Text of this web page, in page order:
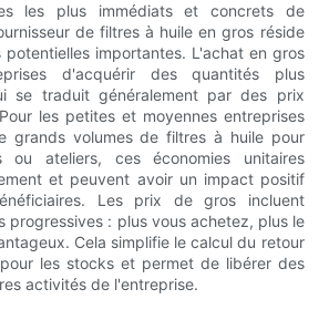
les plus immédiats et concrets de
de filtres à huile en gros réside
potentielles importantes. L'achat en gros
d'acquérir des quantités plus
se traduit généralement par des prix
les petites et moyennes entreprises
grands volumes de filtres à huile pour
ou ateliers, ces économies unitaires
et peuvent avoir un impact positif
Les prix de gros incluent
progressives : plus vous achetez, plus le
Cela simplifie le calcul du retour
les stocks et permet de libérer des
activités de l'entreprise.